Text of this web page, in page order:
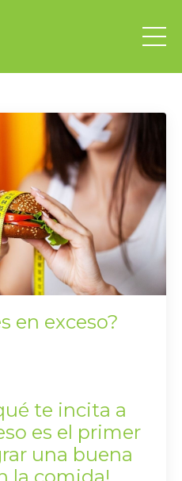
en exceso?
te incita a
es el primer
una buena